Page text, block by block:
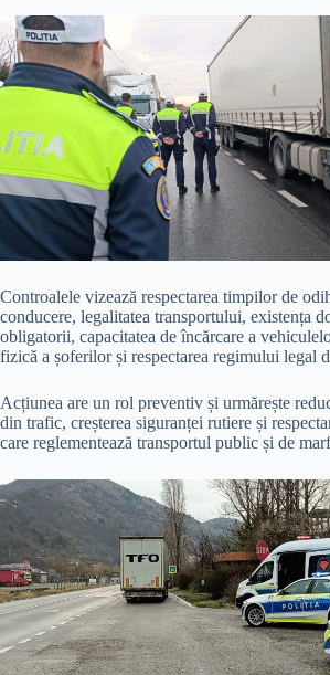
Controalele vizează respectarea timpilor de
conducere, legalitatea transportului, existența
obligatorii, capacitatea de încărcare a
fizică a șoferilor și respectarea regimului legal
Acțiunea are un rol preventiv și urmărește
din trafic, creșterea siguranței rutiere și
care reglementează transportul public și de